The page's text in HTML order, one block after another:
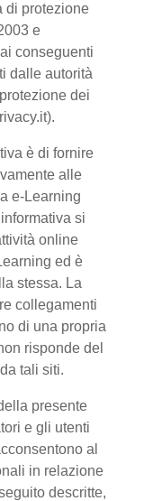
di protezione
e
conseguenti
dalle autorità
dei
è di fornire
alle
e-Learning
si
online
ed è
stessa. La
collegamenti
di una propria
risponde del
tali siti.
presente
e gli utenti
al
in relazione
descritte,